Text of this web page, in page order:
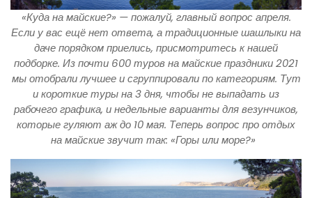
«Куда на майские?» — пожалуй, главный вопрос апреля.
Если у вас ещё нет ответа, а традиционные шашлыки на
даче порядком приелись, присмотритесь к нашей
подборке. Из почти 600туров на майские праздники 2021
мы отобрали лучшее и сгруппировали по категориям. Тут
и короткие туры на 3 дня, чтобы не выпадать из
рабочего графика, и недельные варианты для везунчиков,
которые гуляют аж до 10 мая. Теперь вопрос про отдых
на майские звучит так: «Горы или море?»